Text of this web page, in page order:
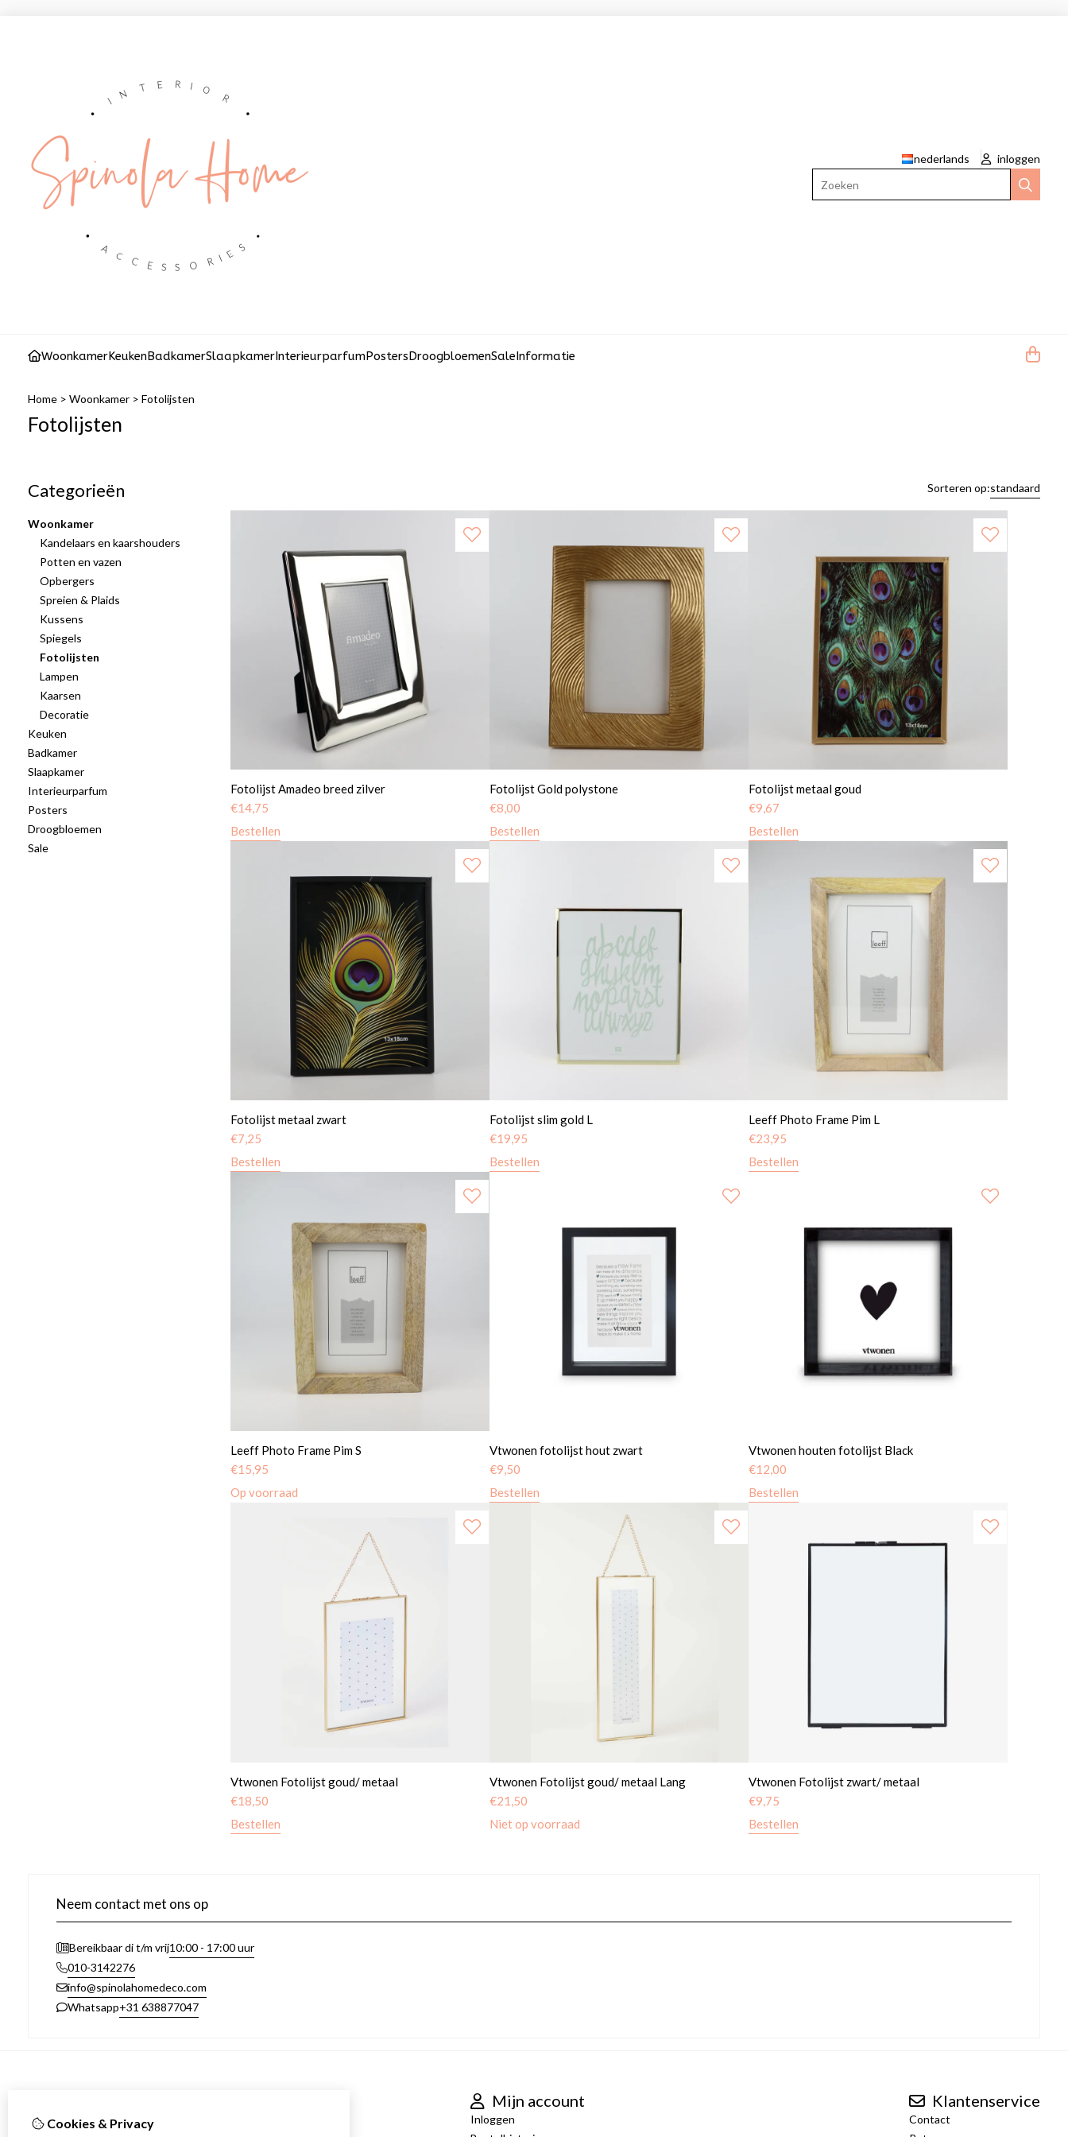
nederlands
inloggen
WoonkamerKeukenBadkamerSlaapkamerInterieurparfumPostersDroogbloemenSaleInformatie
Home > Woonkamer > Fotolijsten
Fotolijsten
Categorieën
Woonkamer
Kandelaars en kaarshouders
Potten en vazen
Opbergers
Spreien & Plaids
Kussens
Spiegels
Fotolijsten
Lampen
Kaarsen
Decoratie
Keuken
Badkamer
Slaapkamer
Interieurparfum
Posters
Droogbloemen
Sale
Sorteren op:standaard
Fotolijst Amadeo breed zilver
€14,75
Bestellen
Fotolijst Gold polystone
€8,00
Bestellen
Fotolijst metaal goud
€9,67
Bestellen
Fotolijst metaal zwart
€7,25
Bestellen
Fotolijst slim gold L
€19,95
Bestellen
Leeff Photo Frame Pim L
€23,95
Bestellen
Leeff Photo Frame Pim S
€15,95
Op voorraad
Vtwonen fotolijst hout zwart
€9,50
Bestellen
Vtwonen houten fotolijst Black
€12,00
Bestellen
Vtwonen Fotolijst goud/ metaal
€18,50
Bestellen
Vtwonen Fotolijst goud/ metaal Lang
€21,50
Niet op voorraad
Vtwonen Fotolijst zwart/ metaal
€9,75
Bestellen
Neem contact met ons op
Bereikbaar di t/m vrij10:00 - 17:00 uur
010-3142276
info@spinolahomedeco.com
Whatsapp+31 638877047
Over ons
Mijn account
Inloggen
Klantenservice
Contact
Cookies & Privacy